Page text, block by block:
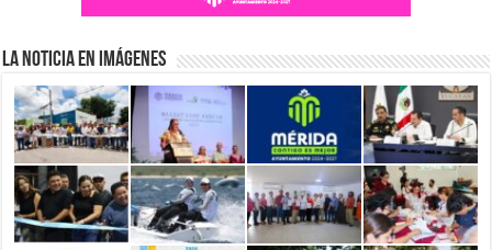
La Noticia en Imágenes